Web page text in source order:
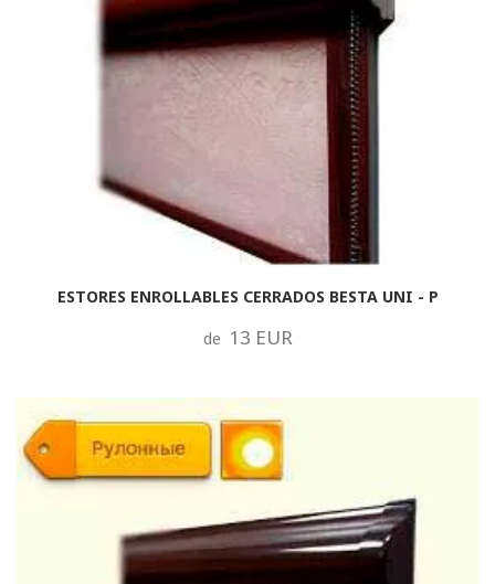
ESTORES ENROLLABLES CERRADOS BESTA UNI - P
de 13 EUR